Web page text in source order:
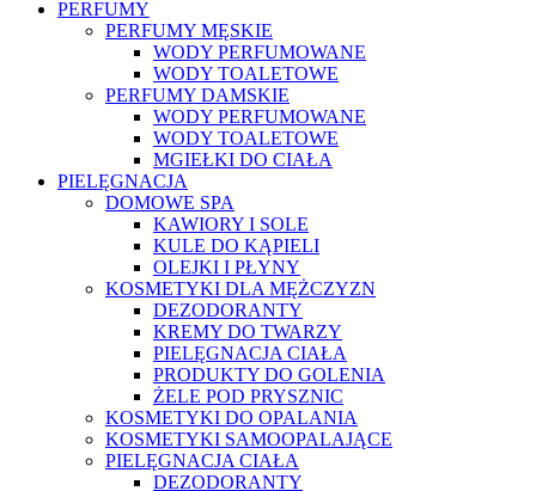
PERFUMY
PERFUMY MĘSKIE
WODY PERFUMOWANE
WODY TOALETOWE
PERFUMY DAMSKIE
WODY PERFUMOWANE
WODY TOALETOWE
MGIEŁKI DO CIAŁA
PIELĘGNACJA
DOMOWE SPA
KAWIORY I SOLE
KULE DO KĄPIELI
OLEJKI I PŁYNY
KOSMETYKI DLA MĘŻCZYZN
DEZODORANTY
KREMY DO TWARZY
PIELĘGNACJA CIAŁA
PRODUKTY DO GOLENIA
ŻELE POD PRYSZNIC
KOSMETYKI DO OPALANIA
KOSMETYKI SAMOOPALAJĄCE
PIELĘGNACJA CIAŁA
DEZODORANTY